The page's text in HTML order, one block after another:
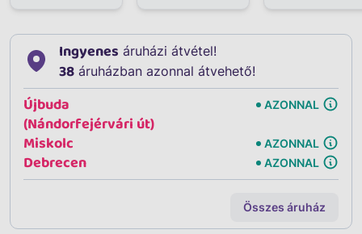
Ingyenes áruházi átvétel!
38 áruházban azonnal átvehető!
Újbuda
(Nándorfejérvári út)
AZONNAL
Miskolc AZONNAL
Debrecen AZONNAL
Összes áruház